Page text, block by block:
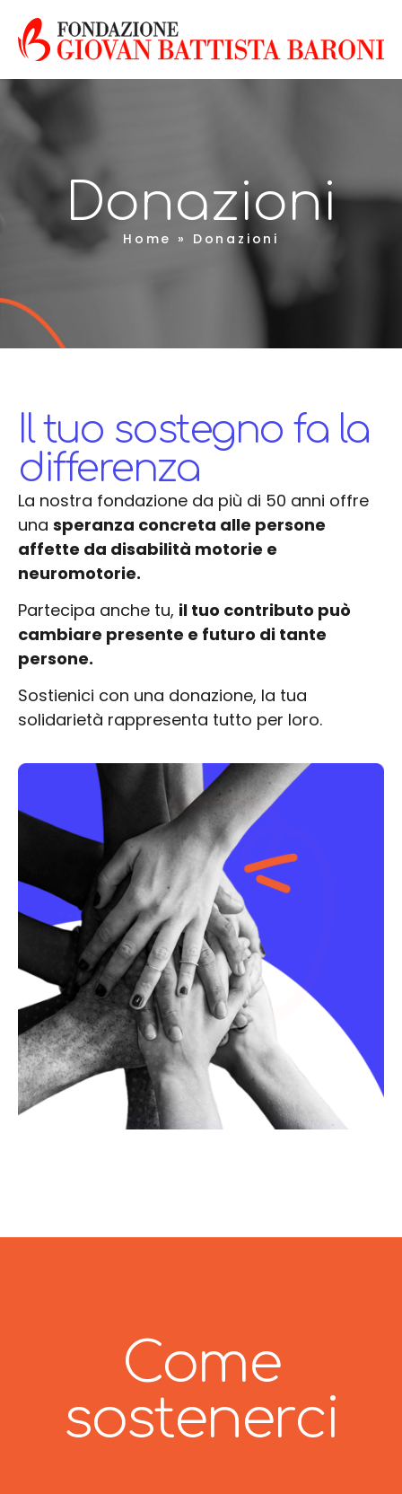
Donazioni
Home » Donazioni
Il tuo sostegno fa la
differenza
La nostra fondazione da più di 50 anni offre
una speranza concreta alle persone
affette da disabilità motorie e
neuromotorie.
Partecipa anche tu, il tuo contributo può
cambiare presente e futuro di tante
persone.
Sostienici con una donazione, la tua
solidarietà rappresenta tutto per loro.
Come
sostenerci